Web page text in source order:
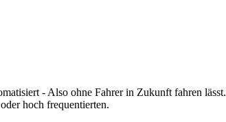
- Also ohne Fahrer in Zukunft fahren
hoch frequentierten.